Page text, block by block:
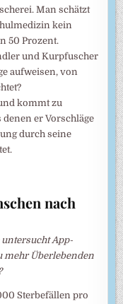
Man schätzt
kein
50 Prozent.
und Kurpfuscher
aufweisen, von
kommt zu
er Vorschläge
durch seine
nach
App-
mehr Überlebenden
Sterbefällen pro